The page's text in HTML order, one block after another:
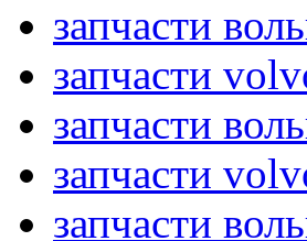
запчасти
запчасти
запчасти
запчасти
запчасти